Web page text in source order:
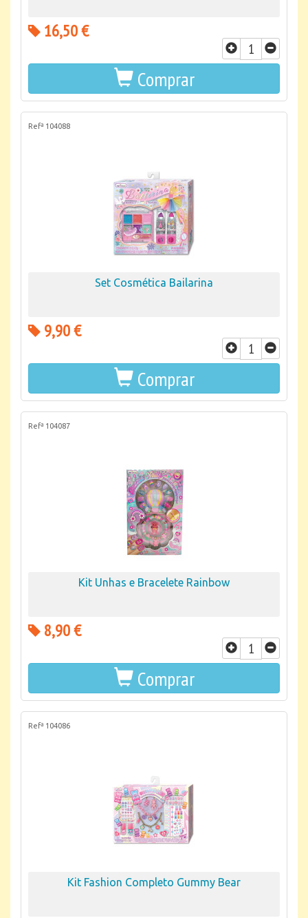
16,50 €
Comprar
Refª 104088
Set Cosmética Bailarina
9,90 €
Comprar
Refª 104087
Kit Unhas e Bracelete Rainbow
8,90 €
Comprar
Refª 104086
Kit Fashion Completo Gummy Bear